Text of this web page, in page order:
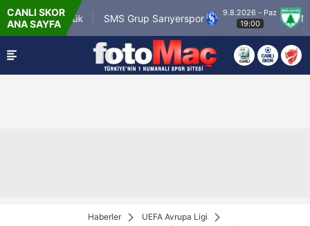
CANLI SKOR
ANA SAYFA
Karagümrük SMS Grup Sarıyerspor
9.8.2026 - Paz
19:00
Haberler
UEFA Avrupa Ligi